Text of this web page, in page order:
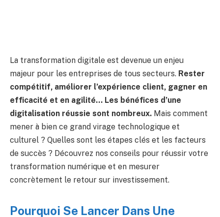
La transformation digitale est devenue un enjeu
majeur pour les entreprises de tous secteurs. Rester
compétitif, améliorer l’expérience client, gagner en
efficacité et en agilité… Les bénéfices d’une
digitalisation réussie sont nombreux. Mais comment
mener à bien ce grand virage technologique et
culturel ? Quelles sont les étapes clés et les facteurs
de succès ? Découvrez nos conseils pour réussir votre
transformation numérique et en mesurer
concrètement le retour sur investissement.
Pourquoi Se Lancer Dans Une